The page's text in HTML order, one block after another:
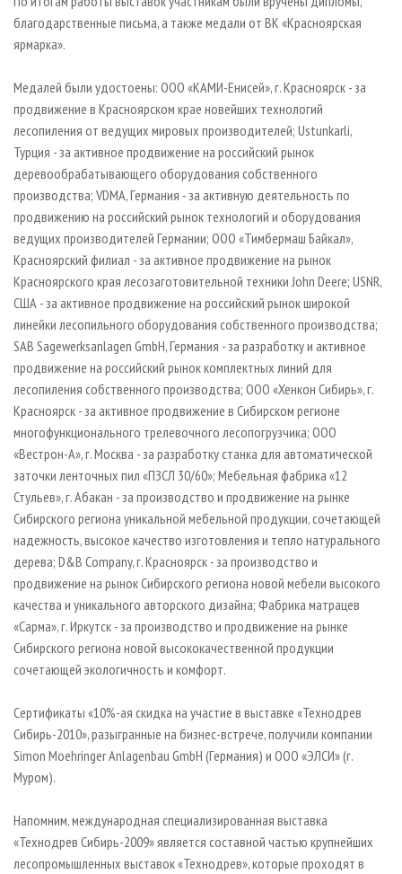
благодарственные письма, а также медали от ВК «Красноярская
ярмарка».
Медалей были удостоены: ООО «КАМИ-Енисей», г. Красноярск - за
продвижение в Красноярском крае новейших технологий
лесопиления от ведущих мировых производителей; Ustunkarli,
Турция - за активное продвижение на российский рынок
деревообрабатывающего оборудования собственного
производства; VDMA, Германия - за активную деятельность по
продвижению на российский рынок технологий и оборудования
ведущих производителей Германии; ООО «Тимбермаш Байкал»,
Красноярский филиал - за активное продвижение на рынок
Красноярского края лесозаготовительной техники John Deere; USNR,
США - за активное продвижение на российский рынок широкой
линейки лесопильного оборудования собственного производства;
SAB Sagewerksanlagen GmbH, Германия - за разработку и активное
продвижение на российский рынок комплектных линий для
лесопиления собственного производства; ООО «Хенкон Сибирь», г.
Красноярск - за активное продвижение в Сибирском регионе
многофункционального трелевочного лесопогрузчика; ООО
«Вестрон-А», г. Москва - за разработку станка для автоматической
заточки ленточных пил «ПЗСЛ 30/60»; Мебельная фабрика «12
Стульев», г. Абакан - за производство и продвижение на рынке
Сибирского региона уникальной мебельной продукции, сочетающей
надежность, высокое качество изготовления и тепло натурального
дерева; D&B Company, г. Красноярск - за производство и
продвижение на рынок Сибирского региона новой мебели высокого
качества и уникального авторского дизайна; Фабрика матрацев
«Сарма», г. Иркутск - за производство и продвижение на рынке
Сибирского региона новой высококачественной продукции
сочетающей экологичность и комфорт.
Сертификаты «10%-ая скидка на участие в выставке «Технодрев
Сибирь-2010», разыгранные на бизнес-встрече, получили компании
Simon Moehringer Anlagenbau GmbH (Германия) и ООО «ЭЛСИ» (г.
Муром).
Напомним, международная специализированная выставка
«Технодрев Сибирь-2009» является составной частью крупнейших
лесопромышленных выставок «Технодрев», которые проходят в